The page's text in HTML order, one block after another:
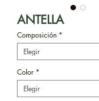
ANTELLA
Composición *
Color *